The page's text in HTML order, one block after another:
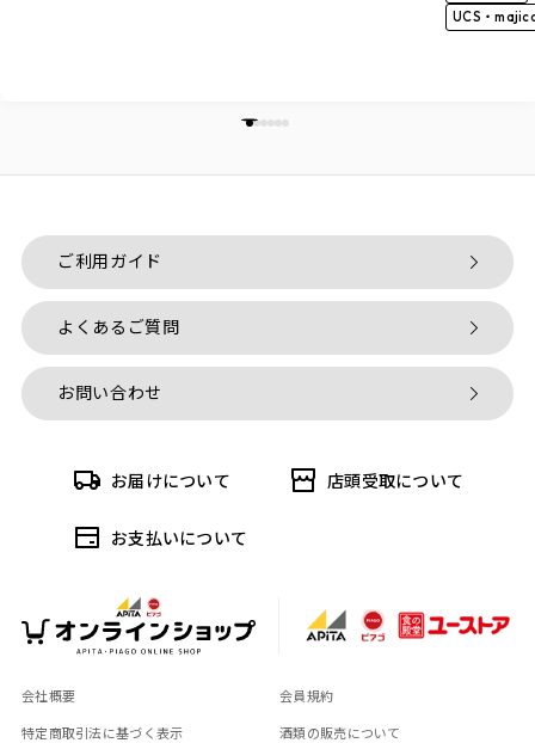
UCS・
ご利用ガイド
よくあるご質問
お問い合わせ
お届けについて 店頭受取について
お支払いについて
会社概要 会員規約
特定商取引法に基づく表示 酒類の販売について